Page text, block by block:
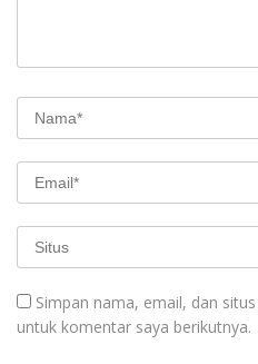
Simpan nama, email, dan
untuk komentar saya berikutnya.